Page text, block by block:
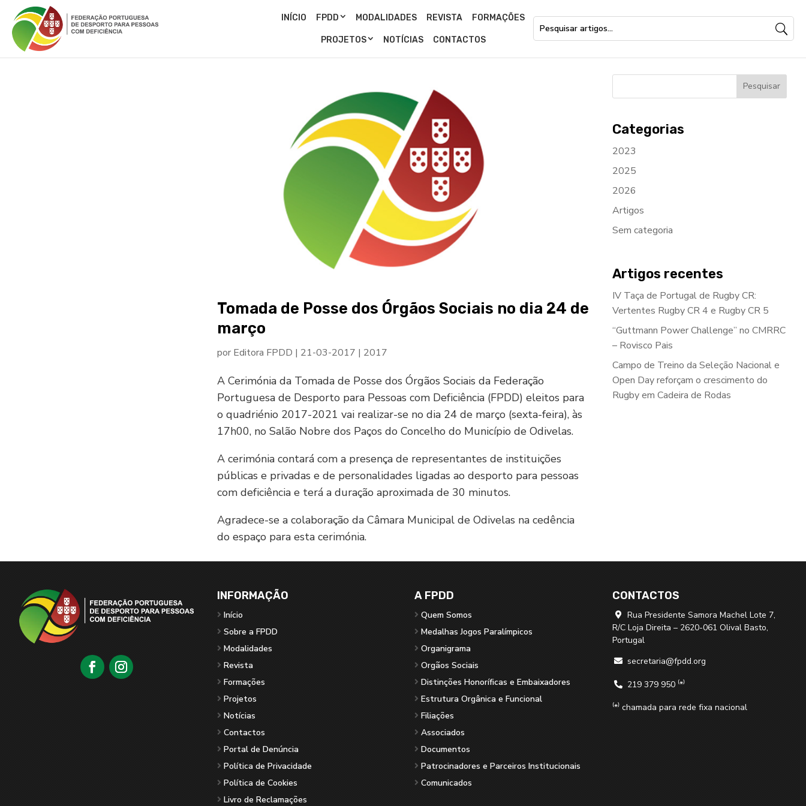
INÍCIO FPDD MODALIDADES REVISTA FORMAÇÕES
PROJETOS NOTÍCIAS CONTACTOS
Tomada de Posse dos Órgãos Sociais no dia 24 de
março
por Editora FPDD | 21-03-2017 | 2017
A Cerimónia da Tomada de Posse dos Órgãos Sociais da Federação
Portuguesa de Desporto para Pessoas com Deficiência (FPDD) eleitos para
o quadriénio 2017-2021 vai realizar-se no dia 24 de março (sexta-feira), às
17h00, no Salão Nobre dos Paços do Concelho do Município de Odivelas.
A cerimónia contará com a presença de representantes de instituições
públicas e privadas e de personalidades ligadas ao desporto para pessoas
com deficiência e terá a duração aproximada de 30 minutos.
Agradece-se a colaboração da Câmara Municipal de Odivelas na cedência
do espaço para esta cerimónia.
Categorias
2023
2025
2026
Artigos
Sem categoria
Artigos recentes
IV Taça de Portugal de Rugby CR:
Vertentes Rugby CR 4 e Rugby CR 5
“Guttmann Power Challenge” no CMRRC
– Rovisco Pais
Campo de Treino da Seleção Nacional e
Open Day reforçam o crescimento do
Rugby em Cadeira de Rodas
INFORMAÇÃO
Início
Sobre a FPDD
Modalidades
Revista
Formações
Projetos
Notícias
Contactos
Portal de Denúncia
Política de Privacidade
Política de Cookies
Livro de Reclamações
A FPDD
Quem Somos
Medalhas Jogos Paralímpicos
Organigrama
Orgãos Sociais
Distinções Honoríficas e Embaixadores
Estrutura Orgânica e Funcional
Filiações
Associados
Documentos
Patrocinadores e Parceiros Institucionais
Comunicados
CONTACTOS

Rua Presidente Samora Machel Lote 7,
R/C Loja Direita – 2620-061 Olival Basto,
Portugal
 secretaria@fpdd.org

219 379 950 ⁽*⁾
⁽*⁾ chamada para rede fixa nacional